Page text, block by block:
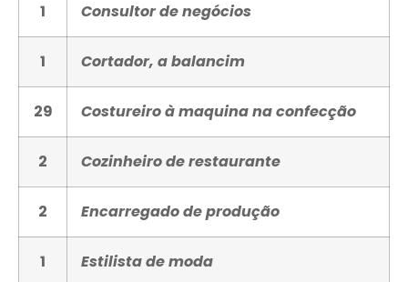
1 Consultor de negócios
1 Cortador, a balancim
29 Costureiro à maquina na confecção
2 Cozinheiro de restaurante
2 Encarregado de produção
1 Estilista de moda